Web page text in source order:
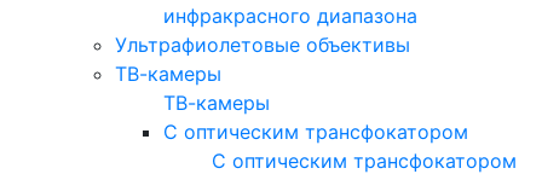
инфракрасного диапазона
Ультрафиолетовые объективы
ТВ-камеры
ТВ-камеры
С оптическим трансфокатором
С оптическим трансфокатором